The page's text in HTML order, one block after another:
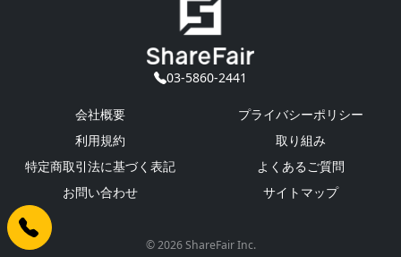
03-5860-2441
会社概要
プライバシーポリシー
利用規約
取り組み
特定商取引法に基づく表記
よくあるご質問
お問い合わせ
サイトマップ
© 2026 ShareFair Inc.